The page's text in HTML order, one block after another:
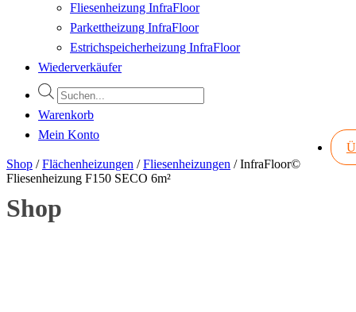
Fliesenheizung InfraFloor
Parkettheizung InfraFloor
Estrichspeicherheizung InfraFloor
Wiederverkäufer
Products
search
Warenkorb
Mein Konto
Shop /Flächenheizungen /Fliesenheizungen /InfraFloor©
Fliesenheizung F150 SECO 6m²
Shop